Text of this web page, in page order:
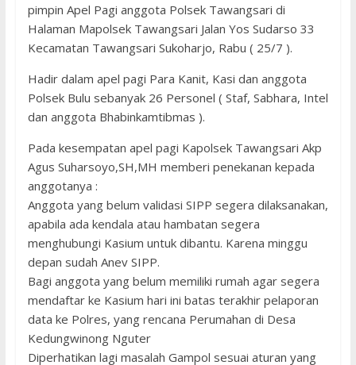
pimpin Apel Pagi anggota Polsek Tawangsari di
Halaman Mapolsek Tawangsari Jalan Yos Sudarso 33
Kecamatan Tawangsari Sukoharjo, Rabu ( 25/7 ).
Hadir dalam apel pagi Para Kanit, Kasi dan anggota
Polsek Bulu sebanyak 26 Personel ( Staf, Sabhara, Intel
dan anggota Bhabinkamtibmas ).
Pada kesempatan apel pagi Kapolsek Tawangsari Akp
Agus Suharsoyo,SH,MH memberi penekanan kepada
anggotanya :
Anggota yang belum validasi SIPP segera dilaksanakan,
apabila ada kendala atau hambatan segera
menghubungi Kasium untuk dibantu. Karena minggu
depan sudah Anev SIPP.
Bagi anggota yang belum memiliki rumah agar segera
mendaftar ke Kasium hari ini batas terakhir pelaporan
data ke Polres, yang rencana Perumahan di Desa
Kedungwinong Nguter
Diperhatikan lagi masalah Gampol sesuai aturan yang